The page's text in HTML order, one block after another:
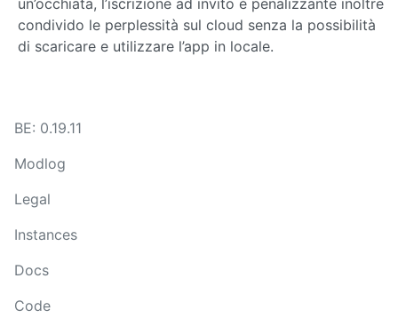
un’occhiata, l’iscrizione ad invito è penalizzante inoltre
condivido le perplessità sul cloud senza la possibilità
di scaricare e utilizzare l’app in locale.
BE: 0.19.11
Modlog
Legal
Instances
Docs
Code